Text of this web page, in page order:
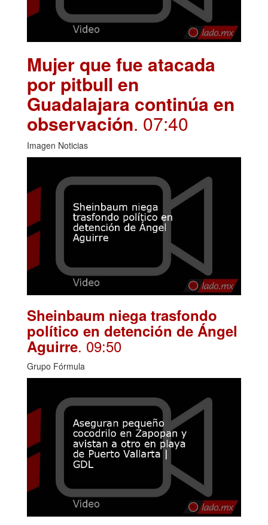
Mujer que fue atacada
por pitbull en
Guadalajara continúa en
observación. 07:40
Imagen Noticias
Sheinbaum niega trasfondo
político en detención de Ángel
Aguirre. 09:50
Grupo Fórmula